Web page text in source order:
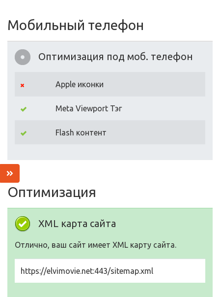
Мобильный телефон
Оптимизация под моб. телефон
Apple иконки
Meta Viewport Тэг
Flash контент
Оптимизация
XML карта сайта
Отлично, ваш сайт имеет XML карту сайта.
https://elvimovie.net:443/sitemap.xml